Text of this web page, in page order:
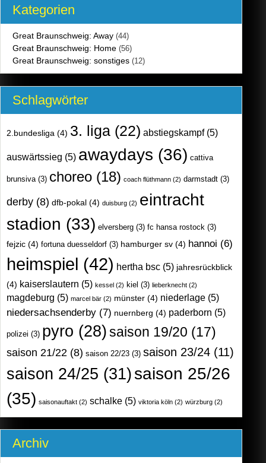
Kategorien
Great Braunschweig: Away (44)
Great Braunschweig: Home (56)
Great Braunschweig: sonstiges (12)
Schlagwörter
2.bundesliga (4) 3. liga (22) abstiegskampf(5)
auswärtssieg (5) awaydays (36) cattiva
brunsiva (3) choreo (18) coach flüthmann (2) darmstadt (3)
derby (8) dfb-pokal (4) duisburg (2) eintracht
stadion (33) elversberg (3) fc hansa rostock (3)
fejzic (4) fortuna duesseldorf (3) hamburger sv (4) hannoi (6)
heimspiel (42) hertha bsc (5) jahresrückblick
(4) kaiserslautern (5) kessel (2) kiel (3) lieberknecht (2)
magdeburg (5) marcel bär (2) münster (4) niederlage (5)
niedersachsenderby (7) nuernberg (4) paderborn (5)
polizei (3) pyro (28)saison 19/20 (17)
saison 21/22 (8) saison 22/23 (3) saison 23/24 (11)
saison 24/25 (31)saison 25/26
(35) saisonauftakt (2) schalke (5) viktoria köln (2) würzburg (2)
Archiv